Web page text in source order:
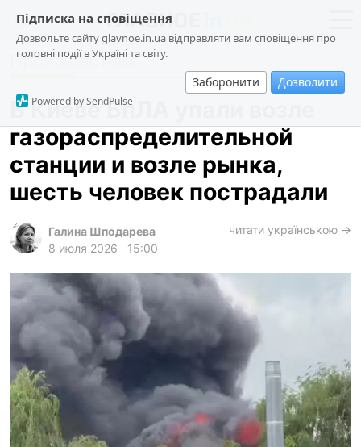
Підписка на сповіщення
Дозвольте сайту glavnoe.in.ua відправляти вам сповіщення про
головні події в Україні та світу.
Заборонити Дозволити
Powered by SendPulse
новости
о проекте
общество
происшествия
криминал
техно
харьков
архив
gambling
ua ru
Происшествия
В Киеве БпЛА упали возле
газораспределительной
станции и возле рынка,
шесть человек пострадали
Галина Шподарева
8 июля 2026
15:00
читати українською →